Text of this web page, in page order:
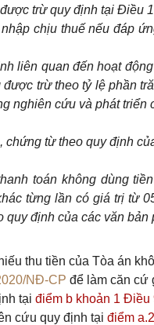
trừ quy định tại Điều
chịu thuế nếu đáp
liên quan đến hoạt
trừ theo tỷ lệ phần
nghiên cứu và phát triển
chứng từ theo quy định
toán không dùng
từng lần có giá trị từ
quy định của các văn
thu tiền của Tòa án
NĐ-CP để làm căn cứ
tại điểm b khoản 1 Điều
cứu quy định tại điểm